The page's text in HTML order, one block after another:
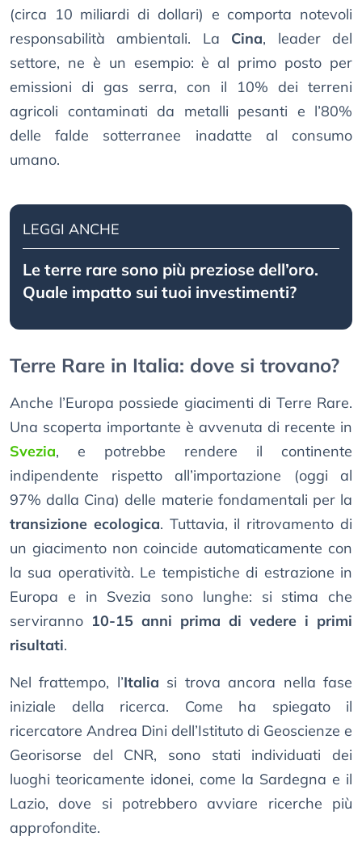
(circa 10 miliardi di dollari) e comporta notevoli
responsabilità ambientali. La Cina, leader del
settore, ne è un esempio: è al primo posto per
emissioni di gas serra, con il 10% dei terreni
agricoli contaminati da metalli pesanti e l’80%
delle falde sotterranee inadatte al consumo
umano.
LEGGI ANCHE
Le terre rare sono più preziose dell’oro.
Quale impatto sui tuoi investimenti?
Terre Rare in Italia: dove si trovano?
Anche l’Europa possiede giacimenti di Terre Rare.
Una scoperta importante è avvenuta di recente in
Svezia, e potrebbe rendere il continente
indipendente rispetto all’importazione (oggi al
97% dalla Cina) delle materie fondamentali per la
transizione ecologica. Tuttavia, il ritrovamento di
un giacimento non coincide automaticamente con
la sua operatività. Le tempistiche di estrazione in
Europa e in Svezia sono lunghe: si stima che
serviranno 10-15 anni prima di vedere i primi
risultati.
Nel frattempo, l’Italia si trova ancora nella fase
iniziale della ricerca. Come ha spiegato il
ricercatore Andrea Dini dell’Istituto di Geoscienze e
Georisorse del CNR, sono stati individuati dei
luoghi teoricamente idonei, come la Sardegna e il
Lazio, dove si potrebbero avviare ricerche più
approfondite.